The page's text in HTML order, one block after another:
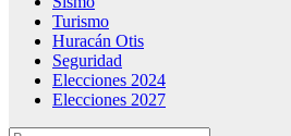
Turismo
Huracán Otis
Seguridad
Elecciones 2024
Elecciones 2027